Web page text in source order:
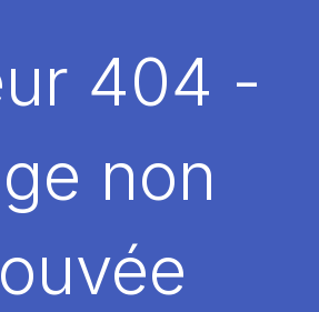
DÉMARRER
404 -
non